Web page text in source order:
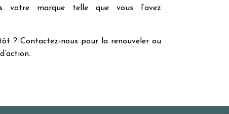
votre marque telle que vous l’avez
? Contactez-nous pour la renouveler ou